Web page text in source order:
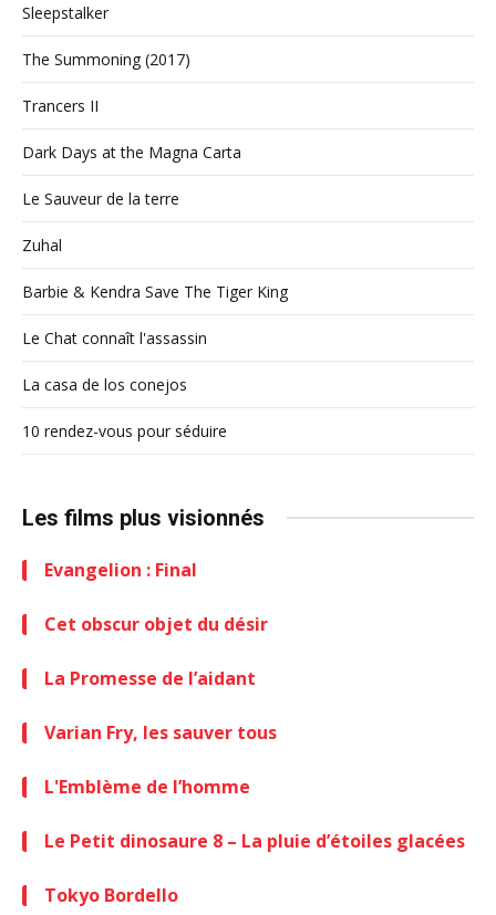
Sleepstalker
The Summoning (2017)
Trancers II
Dark Days at the Magna Carta
Le Sauveur de la terre
Zuhal
Barbie & Kendra Save The Tiger King
Le Chat connaît l'assassin
La casa de los conejos
10 rendez-vous pour séduire
Les films plus visionnés
Evangelion : Final
Cet obscur objet du désir
La Promesse de l’aidant
Varian Fry, les sauver tous
L'Emblème de l’homme
Le Petit dinosaure 8 – La pluie d’étoiles glacées
Tokyo Bordello